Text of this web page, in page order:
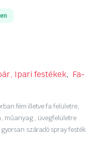
Ipari festékek, Fa-
fém illetve fa felületre,
műanyag , üvegfelületre
száradó spray festék.